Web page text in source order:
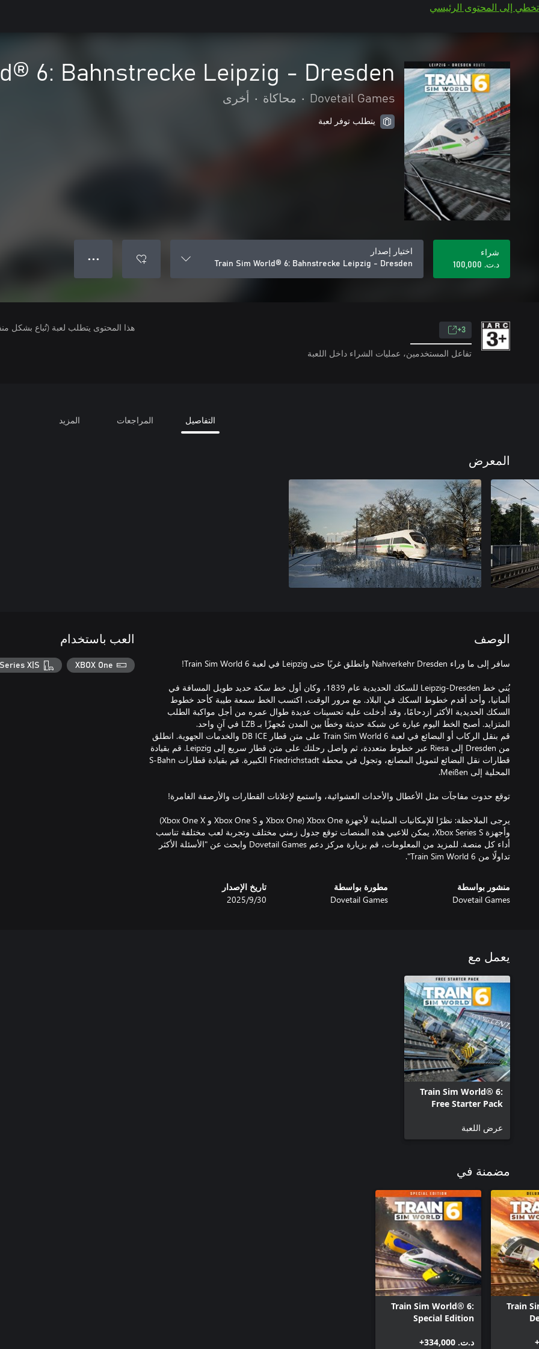
تخطي إلى المحتوى الرئيسي
6: Bahnstrecke Leipzig - Dresden
Dovetail Games
• محاكاة • أخرى
يتطلب توفر لعبة
شراء
د.ت.‏ 100,000
اختيار إصدار
Train Sim World® 6: Bahnstrecke Leipzig - Dresden
● ● ●
3+
تفاعل المستخدمين، عمليات الشراء داخل اللعبة
هذا المحتوى يتطلب لعبة (تُباع بشكل
التفاصيل المراجعات المزيد
المعرض
الوصف
بُني خط Leipzig-Dresden للسكك الحديدية عام 1839، وكان أول خط سكة حديد طويل المسافة في
ألمانيا، وأحد أقدم خطوط السكك في البلاد. مع مرور الوقت، اكتسب الخط سمعة طيبة كأحد خطوط
السكك الحديدية الأكثر ازدحامًا، وقد أدخلت عليه تحسينات عديدة طوال عمره من أجل مواكبة الطلب
قم بنقل الركاب أو البضائع في لعبة Train Sim World 6 على متن قطار DB ICE والخدمات الجهوية. انطلق
من Dresden إلى Riesa عبر خطوط متعددة، ثم واصل رحلتك على متن قطار سريع إلى Leipzig. قم بقيادة
قطارات نقل البضائع لتمويل المصانع، وتجول في محطة Friedrichstadt الكبيرة. قم بقيادة قطارات S-Bahn
يرجى الملاحظة: نظرًا للإمكانيات المتباينة لأجهزة Xbox One (Xbox One و Xbox One S و Xbox One X)
وأجهزة Xbox Series S، يمكن للاعبي هذه المنصات توقع جدول زمني مختلف وتجربة لعب مختلفة تناسب
أداء كل منصة. للمزيد من المعلومات، قم بزيارة مركز دعم Dovetail Games وابحث عن "الأسئلة الأكثر
تداولًا من Train Sim World 6".
منشور بواسطة
Dovetail Games
مطورة بواسطة
Dovetail Games
تاريخ الإصدار
30‏/9‏/2025
العب باستخدام
XBOX One
X|S
يعمل مع
Train Sim World® 6:
Free Starter Pack
عرض اللعبة
مضمنة في
Train
Train Sim World® 6:
Special Edition
د.ت.‏ 334,000+